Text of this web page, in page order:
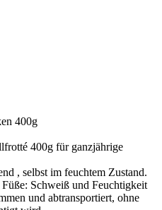
400g
400g für ganzjährige
, selbst im feuchtem Zustand.
Schweiß und Feuchtigkeit
und abtransportiert, ohne